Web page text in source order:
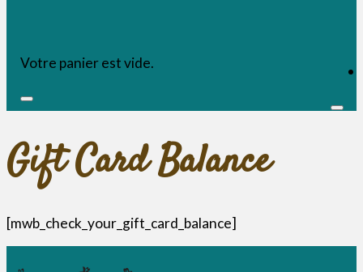
Votre panier est vide.
Gift Card Balance
[mwb_check_your_gift_card_balance]